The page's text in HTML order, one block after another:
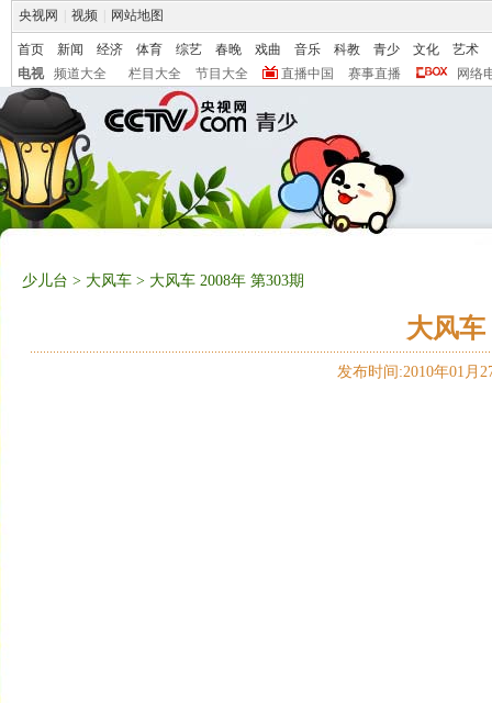
央视网 视频 网站地图
首页 新闻 经济 体育 综艺 春晚 戏曲 音乐 科教 青少 文化
艺术
电视
频道大全 栏目大全 节目大全 直播中国 赛事直播 网络
少儿台 > 大风车 > 大风车 2008年 第303期
大风车
发布时间:2010年01月